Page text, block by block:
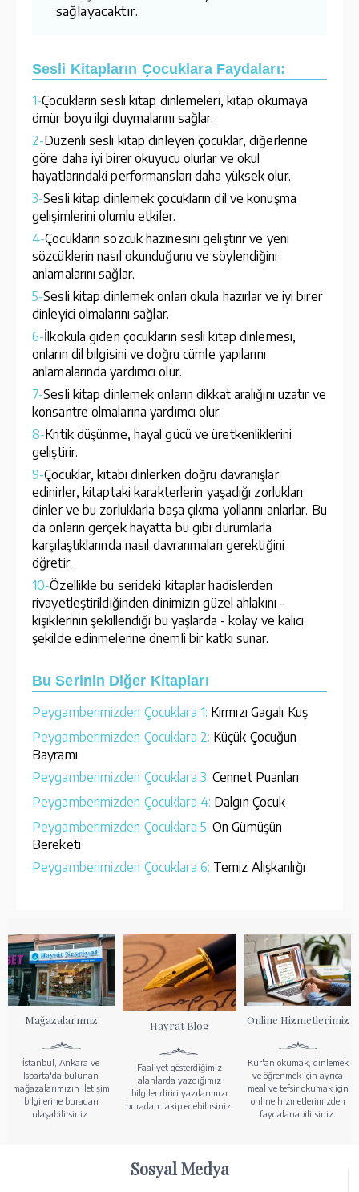
sağlayacaktır.
Sesli Kitapların Çocuklara Faydaları:
1-Çocukların sesli kitap dinlemeleri, kitap okumaya
ömür boyu ilgi duymalarını sağlar.
2-Düzenli sesli kitap dinleyen çocuklar, diğerlerine
göre daha iyi birer okuyucu olurlar ve okul
hayatlarındaki performansları daha yüksek olur.
3-Sesli kitap dinlemek çocukların dil ve konuşma
gelişimlerini olumlu etkiler.
4-Çocukların sözcük hazinesini geliştirir ve yeni
sözcüklerin nasıl okunduğunu ve söylendiğini
anlamalarını sağlar.
5-Sesli kitap dinlemek onları okula hazırlar ve iyi birer
dinleyici olmalarını sağlar.
6-İlkokula giden çocukların sesli kitap dinlemesi,
onların dil bilgisini ve doğru cümle yapılarını
anlamalarında yardımcı olur.
7-Sesli kitap dinlemek onların dikkat aralığını uzatır ve
konsantre olmalarına yardımcı olur.
8-Kritik düşünme, hayal gücü ve üretkenliklerini
geliştirir.
9-Çocuklar, kitabı dinlerken doğru davranışlar
edinirler, kitaptaki karakterlerin yaşadığı zorlukları
dinler ve bu zorluklarla başa çıkma yollarını anlarlar. Bu
da onların gerçek hayatta bu gibi durumlarla
karşılaştıklarında nasıl davranmaları gerektiğini
öğretir.
10-Özellikle bu serideki kitaplar hadislerden
rivayetleştirildiğinden dinimizin güzel ahlakını -
kişiklerinin şekillendiği bu yaşlarda - kolay ve kalıcı
şekilde edinmelerine önemli bir katkı sunar.
Bu Serinin Diğer Kitapları
Peygamberimizden Çocuklara 1: Kırmızı Gagalı Kuş
Peygamberimizden Çocuklara 2: Küçük Çocuğun
Bayramı
Peygamberimizden Çocuklara 3: Cennet Puanları
Peygamberimizden Çocuklara 4: Dalgın Çocuk
Peygamberimizden Çocuklara 5: On Gümüşün
Bereketi
Peygamberimizden Çocuklara 6: Temiz Alışkanlığı
Mağazalarımız
İstanbul, Ankara ve
Isparta'da bulunan
mağazalarımızın iletişim
bilgilerine buradan
ulaşabilirsiniz.
Hayrat Blog
Faaliyet gösterdiğimiz
alanlarda yazdığımız
bilgilendirici yazılarımızı
buradan takip edebilirsiniz.
Online Hizmetlerimiz
Kur'an okumak, dinlemek
ve öğrenmek için ayrıca
meal ve tefsir okumak için
online hizmetlerimizden
faydalanabilirsiniz.
Sosyal Medya